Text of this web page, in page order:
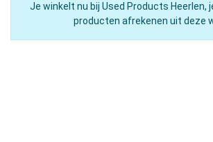
Je winkelt nu bij Used Products Heerlen,
producten afrekenen uit deze